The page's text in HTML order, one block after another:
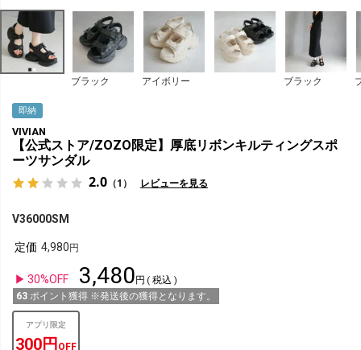
ブラック アイボリー ブラック
即納
VIVIAN
【公式ストア/ZOZO限定】厚底リボンキルティングスポ
ーツサンダル
2.0 （1） レビューを見る
V36000SM
定価 4,980
30%OFF 3,480
税込
63 ポイント獲得 ※発送後の獲得となります。
アプリ限定
300円 OFF